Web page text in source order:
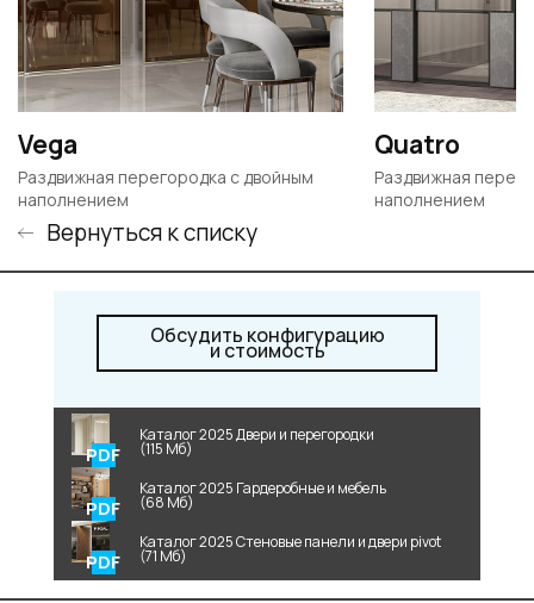
Vega
Раздвижная перегородка с двойным
наполнением
Quatro
Раздвижная
наполнением
Вернуться к списку
Обсудить конфигурацию
и стоимость
Каталог 2025 Двери и перегородки
(115 Мб)
Каталог 2025 Гардеробные и мебель
(68 Мб)
Каталог 2025 Стеновые панели и двери pivot
(71 Мб)